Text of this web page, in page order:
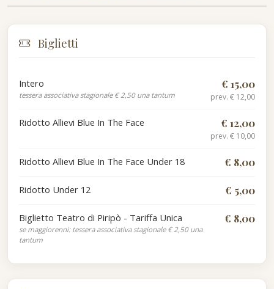
Biglietti
Intero
tessera associativa stagionale € 2,50 una tantum
€ 15,00
prev. € 12,00
Ridotto Allievi Blue In The Face € 12,00
prev. € 10,00
Ridotto Allievi Blue In The Face Under 18 € 8,00
Ridotto Under 12 € 5,00
Biglietto Teatro di Piripò - Tariffa Unica
se maggiorenni: tessera associativa stagionale € 2,50 una
tantum
€ 8,00